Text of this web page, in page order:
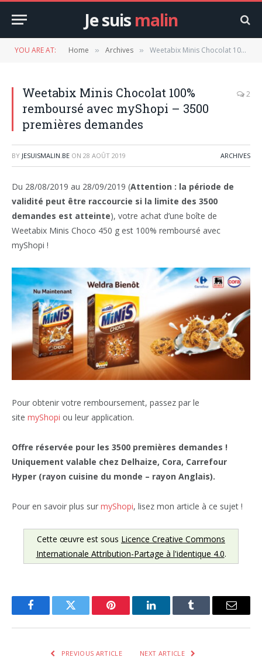
Je suis malin
YOU ARE AT: Home » Archives » Weetabix Minis Chocolat 100% remboursé avec myShopi – 3500 premières demandes
Weetabix Minis Chocolat 100%
remboursé avec myShopi – 3500
premières demandes
2
BY JESUISMALIN.BE ON 28 AOÛT 2019 ARCHIVES
Du 28/08/2019 au 28/09/2019 (Attention : la période de
validité peut être raccourcie si la limite des 3500
demandes est atteinte), votre achat d’une boîte de
Weetabix Minis Choco 450 g est 100% remboursé avec
myShopi !
Pour obtenir votre remboursement, passez par le
site myShopi ou leur application.
Offre réservée pour les 3500 premières demandes !
Uniquement valable chez Delhaize, Cora, Carrefour
Hyper (rayon cuisine du monde – rayon Anglais).
Pour en savoir plus sur myShopi, lisez mon article à ce sujet !
Cette œuvre est sous Licence Creative Commons
Internationale Attribution-Partage à l'identique 4.0.
FacebookTwitter Pinterest LinkedInTumblr Email
PREVIOUS ARTICLE NEXT ARTICLE